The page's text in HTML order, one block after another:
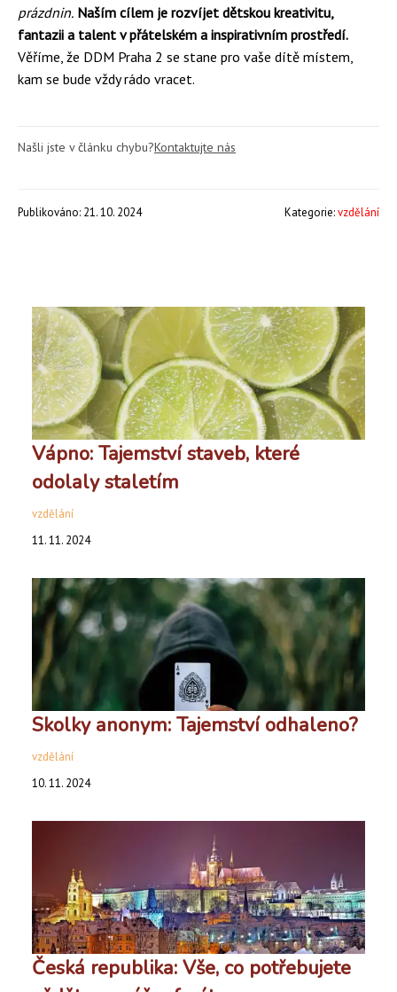
prázdnin. Naším cílem je rozvíjet dětskou kreativitu,
fantazii a talent v přátelském a inspirativním prostředí.
Věříme, že DDM Praha 2 se stane pro vaše dítě místem,
kam se bude vždy rádo vracet.
Našli jste v článku chybu?Kontaktujte nás
Publikováno: 21. 10. 2024 Kategorie:vzdělání
Vápno: Tajemství staveb, které
odolaly staletím
vzdělání
11. 11. 2024
Skolky anonym: Tajemství odhaleno?
vzdělání
10. 11. 2024
Česká republika: Vše, co potřebujete